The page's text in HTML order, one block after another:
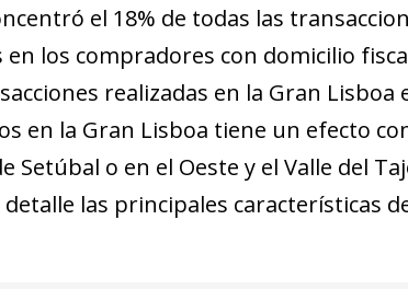
el 18% de todas las
los compradores con domicilio
realizadas en la Gran Lisboa
en la Gran Lisboa tiene un efecto
Setúbal o en el Oeste y el Valle del
las principales características